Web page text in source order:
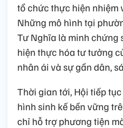
tổ chức thực hiện nhiệm
Những mô hình tại
Tư Nghĩa là minh chứng
hiện thực hóa tư tưởng
nhân ái và sự gần dân,
Thời gian tới, Hội tiếp
hình sinh kế bền vững
chỉ hỗ trợ phương tiện